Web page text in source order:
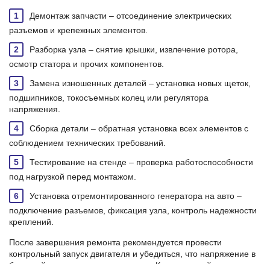
Демонтаж запчасти – отсоединение электрических
разъемов и крепежных элементов.
Разборка узла – снятие крышки, извлечение ротора,
осмотр статора и прочих компонентов.
Замена изношенных деталей – установка новых щеток,
подшипников, токосъемных колец или регулятора
напряжения.
Сборка детали – обратная установка всех элементов с
соблюдением технических требований.
Тестирование на стенде – проверка работоспособности
под нагрузкой перед монтажом.
Установка отремонтированного генератора на авто –
подключение разъемов, фиксация узла, контроль надежности
креплений.
После завершения ремонта рекомендуется провести
контрольный запуск двигателя и убедиться, что напряжение в